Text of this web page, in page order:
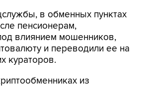
в обменных пунктах
пенсионерам,
влиянием мошенников,
и переводили ее на
кураторов.
из